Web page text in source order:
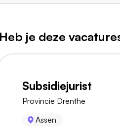
Heb je deze
Subsidiejurist
Provincie Drenthe
Assen